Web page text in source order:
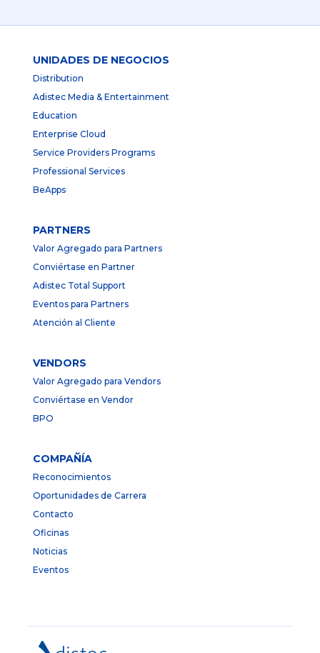
UNIDADES DE NEGOCIOS
Distribution
Adistec Media & Entertainment
Education
Enterprise Cloud
Service Providers Programs
Professional Services
BeApps
PARTNERS
Valor Agregado para Partners
Conviértase en Partner
Adistec Total Support
Eventos para Partners
Atención al Cliente
VENDORS
Valor Agregado para Vendors
Conviértase en Vendor
BPO
COMPAÑÍA
Reconocimientos
Oportunidades de Carrera
Contacto
Oficinas
Noticias
Eventos